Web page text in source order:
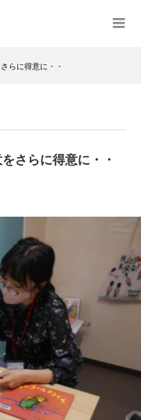
らに得意に・・
さらに得意に・・